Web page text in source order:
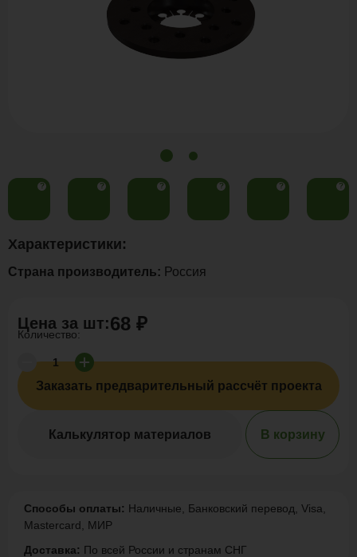
? ? ? ? ? ?
Цена за шт:68 ₽
Количество:
Заказать предварительный рассчёт проекта
Калькулятор материалов В корзину
Способы оплаты: Наличные, Банковский перевод, Visa,
Mastercard, МИР
Доставка: По всей России и странам СНГ
Характеристики:
Страна производитель: Россия